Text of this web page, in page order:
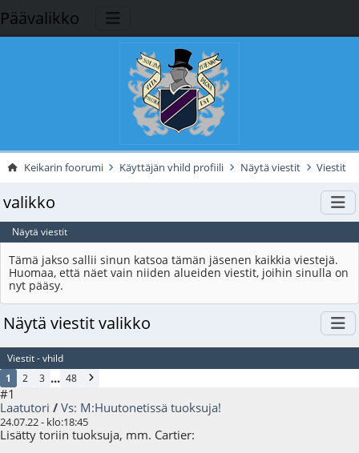
Päävalikko
Keikarin foorumi Käyttäjän vhild profiili Näytä viestit Viestit
valikko
Näytä viestit
Tämä jakso sallii sinun katsoa tämän jäsenen kaikkia viestejä.
Huomaa, että näet vain niiden alueiden viestit, joihin sinulla on
nyt pääsy.
Näytä viestit valikko
Viestit - vhild
1
2 3 ... 48
#1
Laatutori / Vs: M:Huutonetissä tuoksuja!
24.07.22 - klo:18:45
Lisätty toriin tuoksuja, mm. Cartier: